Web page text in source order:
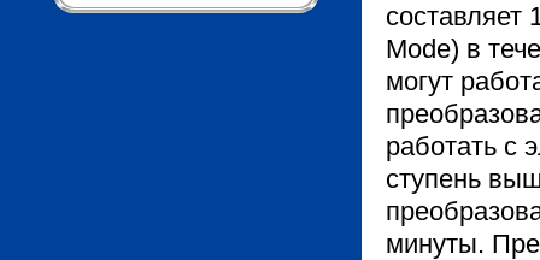
составляет
Mode) в
могут
работать с
ступень
минуты.